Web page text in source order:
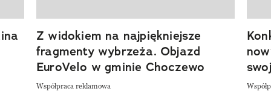
Z widokiem na najpiękniejsze
fragmenty wybrzeża. Objazd
EuroVelo w gminie Choczewo
Współpraca reklamowa